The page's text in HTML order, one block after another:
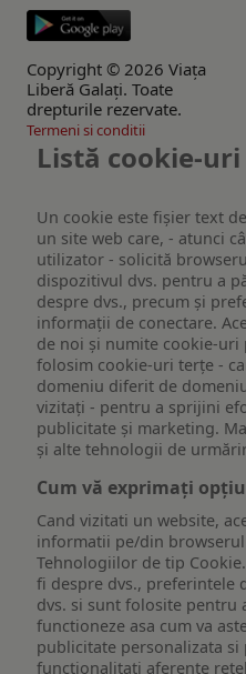
Copyright © 2026 Viaţa
Liberă Galaţi. Toate
drepturile rezervate.
Termeni si conditii
Listă cookie-uri
Un cookie este fişier text
un site web care, - atunci
utilizator - solicită
dispozitivul dvs. pentru a
despre dvs., precum și
informații de conectare.
de noi și numite cookie-uri
folosim cookie-uri terțe -
domeniu diferit de
vizitați - pentru a sprijini
publicitate și marketing.
și alte tehnologii de
Cum vă exprimați
Cand vizitati un website,
informatii pe/din
Tehnologiilor de tip
fi despre dvs., preferintele
dvs. si sunt folosite pentru
functioneze asa cum va
publicitate personalizata si
functionalitati aferente